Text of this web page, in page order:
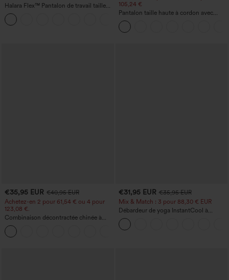
Halara Flex™ Pantalon de travail taille
haute avec poche latérale arrière et
légère coupe évasée
105,24 €
Pantalon taille haute à cordon avec
poches, jambe large et coupe ample,
style décontracté, effet lin
€35,95 EUR €40,95 EUR
Achetez-en 2 pour 61,54 € ou 4 pour
123,08 €.
Combinaison décontractée chinée à
bretelles réglables, fronces et jambes
larges, avec poches — facile comme
tout
€31,95 EUR €35,95 EUR
Mix & Match : 3 pour 88,30 € EUR
Débardeur de yoga InstantCool à
encolure en U et ourlet arrondi –
UPF50+